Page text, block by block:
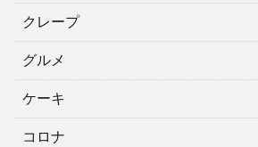
クレープ
グルメ
ケーキ
コロナ